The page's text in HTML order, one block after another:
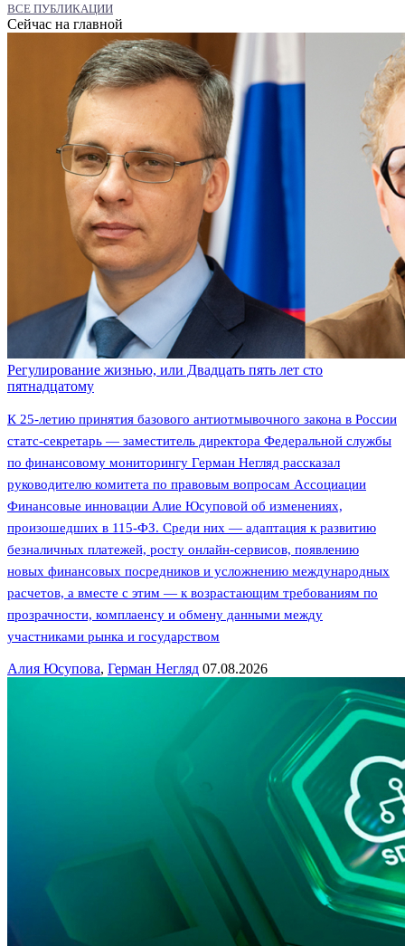
ВСЕ ПУБЛИКАЦИИ
Сейчас на главной
Регулирование жизнью, или Двадцать пять лет сто
пятнадцатому
К 25-летию принятия базового антиотмывочного закона в России
статс-секретарь — заместитель директора Федеральной службы
по финансовому мониторингу Герман Негляд рассказал
руководителю комитета по правовым вопросам Ассоциации
Финансовые инновации Алие Юсуповой об изменениях,
произошедших в 115-ФЗ. Среди них — адаптация к развитию
безналичных платежей, росту онлайн-сервисов, появлению
новых финансовых посредников и усложнению международных
расчетов, а вместе с этим — к возрастающим требованиям по
прозрачности, комплаенсу и обмену данными между
участниками рынка и государством
Алия Юсупова, Герман Негляд 07.08.2026